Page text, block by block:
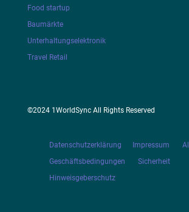
Food startup
Baumärkte
Unterhaltungselektronik
Travel Retail
©2024 1WorldSync All Rights Reserved
Datenschutzerklärung Impressum
Geschäftsbedingungen Sicherheit
Hinweisgeberschutz